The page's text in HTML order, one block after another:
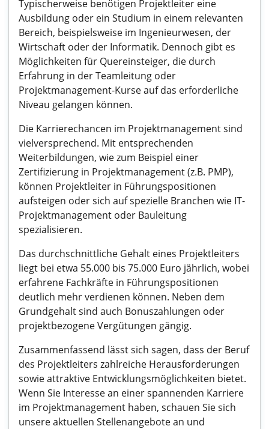
Typischerweise benötigen Projektleiter eine
Ausbildung oder ein Studium in einem relevanten
Bereich, beispielsweise im Ingenieurwesen, der
Wirtschaft oder der Informatik. Dennoch gibt es
Möglichkeiten für Quereinsteiger, die durch
Erfahrung in der Teamleitung oder
Projektmanagement-Kurse auf das erforderliche
Niveau gelangen können.
Die Karrierechancen im Projektmanagement sind
vielversprechend. Mit entsprechenden
Weiterbildungen, wie zum Beispiel einer
Zertifizierung in Projektmanagement (z.B. PMP),
können Projektleiter in Führungspositionen
aufsteigen oder sich auf spezielle Branchen wie IT-
Projektmanagement oder Bauleitung
spezialisieren.
Das durchschnittliche Gehalt eines Projektleiters
liegt bei etwa 55.000 bis 75.000 Euro jährlich, wobei
erfahrene Fachkräfte in Führungspositionen
deutlich mehr verdienen können. Neben dem
Grundgehalt sind auch Bonuszahlungen oder
projektbezogene Vergütungen gängig.
Zusammenfassend lässt sich sagen, dass der Beruf
des Projektleiters zahlreiche Herausforderungen
sowie attraktive Entwicklungsmöglichkeiten bietet.
Wenn Sie Interesse an einer spannenden Karriere
im Projektmanagement haben, schauen Sie sich
unsere aktuellen Stellenangebote an und